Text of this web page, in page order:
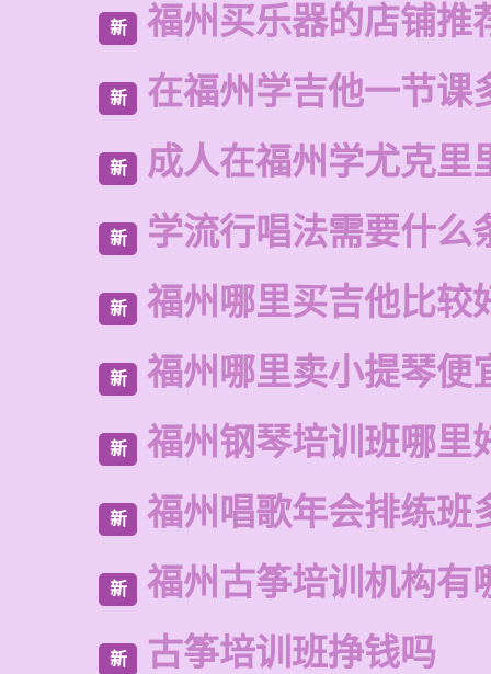
新 福州买乐器的店铺推
新 在福州学吉他一节课
新 成人在福州学尤克里
新 学流行唱法需要什么
新 福州哪里买吉他比较
新 福州哪里卖小提琴便
新 福州钢琴培训班哪里
新 福州唱歌年会排练班
新 福州古筝培训机构有
新 古筝培训班挣钱吗